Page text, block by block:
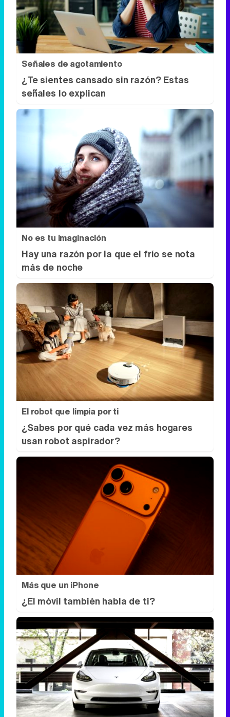
Señales de agotamiento
¿Te sientes cansado sin razón? Estas
señales lo explican
No es tu imaginación
Hay una razón por la que el frío se nota
más de noche
El robot que limpia por ti
¿Sabes por qué cada vez más hogares
usan robot aspirador?
Más que un iPhone
¿El móvil también habla de ti?